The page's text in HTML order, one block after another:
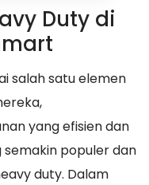
Duty di
salah satu elemen
yang efisien dan
semakin populer dan
duty. Dalam